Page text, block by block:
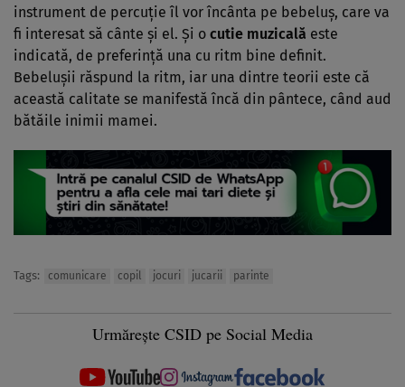
instrument de percuţie îl vor încânta pe bebeluş, care va
fi interesat să cânte şi el. Şi o cutie muzicală este
indicată, de preferinţă una cu ritm bine definit.
Bebeluşii răspund la ritm, iar una dintre teorii este că
această calitate se manifestă încă din pântece, când aud
bătăile inimii mamei.
Tags: comunicare copil jocuri jucarii parinte
Urmărește CSID pe Social Media